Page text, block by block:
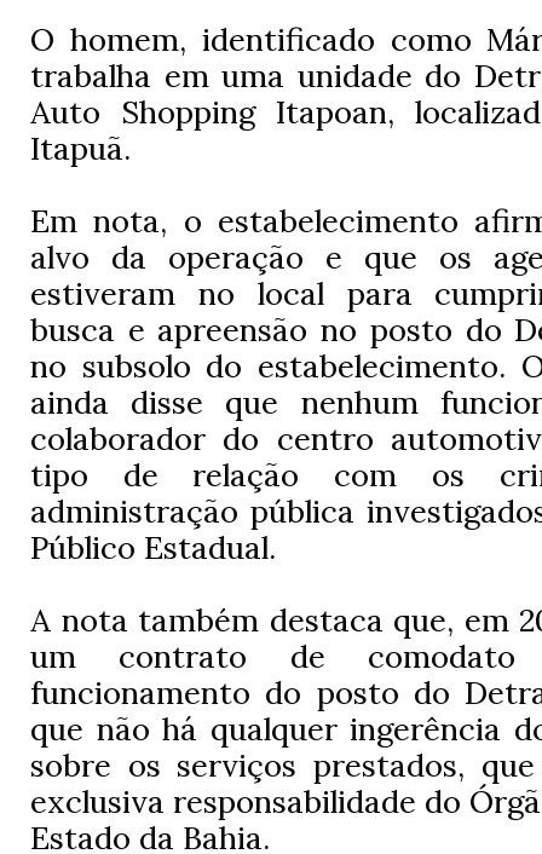
O homem, identificado como
trabalha em uma unidade do
Auto Shopping Itapoan,
Itapuã.
Em nota, o estabelecimento
alvo da operação e que os
estiveram no local para
busca e apreensão no posto do
no subsolo do estabelecimento.
ainda disse que nenhum
colaborador do centro
tipo de relação com os
administração pública
Público Estadual.
A nota também destaca que, em
um contrato de comodato
funcionamento do posto do
que não há qualquer ingerência
sobre os serviços prestados,
exclusiva responsabilidade do
Estado da Bahia.